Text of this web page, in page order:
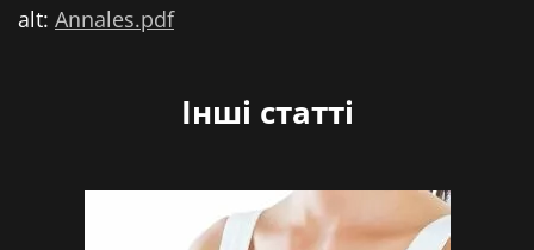
alt: Annales.pdf
Інші статті